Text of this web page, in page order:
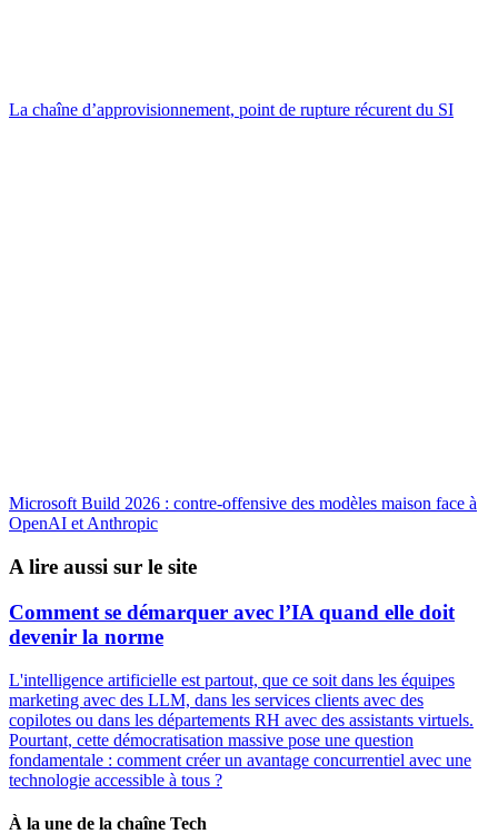
La chaîne d’approvisionnement, point de rupture récurent du SI
Microsoft Build 2026 : contre-offensive des modèles maison face à
OpenAI et Anthropic
A lire aussi sur le site
Comment se démarquer avec l’IA quand elle doit
devenir la norme
L'intelligence artificielle est partout, que ce soit dans les équipes
marketing avec des LLM, dans les services clients avec des
copilotes ou dans les départements RH avec des assistants virtuels.
Pourtant, cette démocratisation massive pose une question
fondamentale : comment créer un avantage concurrentiel avec une
technologie accessible à tous ?
À la une de la chaîne Tech